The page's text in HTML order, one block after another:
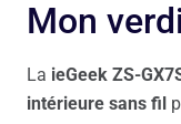
Mon
La ieGeek ZS-
intérieure sans fil